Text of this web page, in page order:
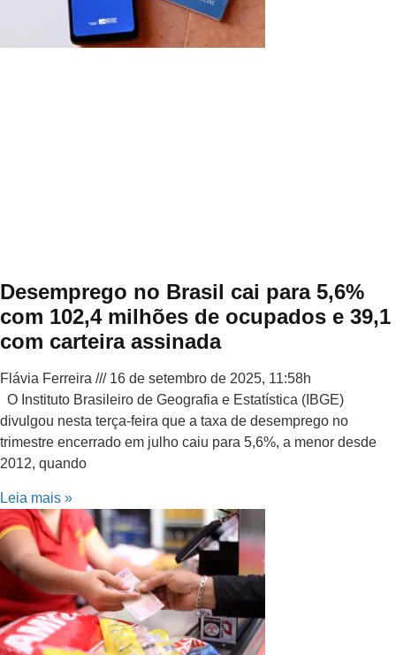
Desemprego no Brasil cai para 5,6%
com 102,4 milhões de ocupados e 39,1
com carteira assinada
Flávia Ferreira
16 de setembro de 2025, 11:58h
O Instituto Brasileiro de Geografia e Estatística (IBGE)
divulgou nesta terça-feira que a taxa de desemprego no
trimestre encerrado em julho caiu para 5,6%, a menor desde
2012, quando
Leia mais »